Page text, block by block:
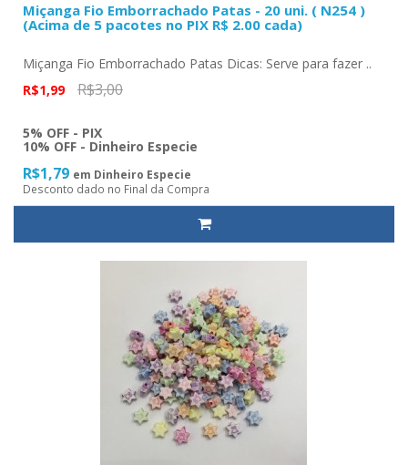
Miçanga Fio Emborrachado Patas - 20 uni. ( N254 )
(Acima de 5 pacotes no PIX R$ 2.00 cada)
Miçanga Fio Emborrachado Patas Dicas: Serve para fazer ..
R$1,99
R$3,00
5% OFF - PIX
10% OFF - Dinheiro Especie
R$1,79 em Dinheiro Especie
Desconto dado no Final da Compra